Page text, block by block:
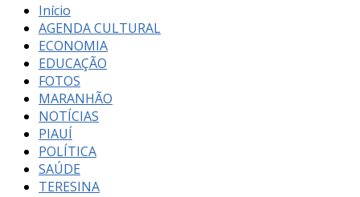
Início
AGENDA CULTURAL
ECONOMIA
EDUCAÇÃO
FOTOS
MARANHÃO
NOTÍCIAS
PIAUÍ
POLÍTICA
SAÚDE
TERESINA